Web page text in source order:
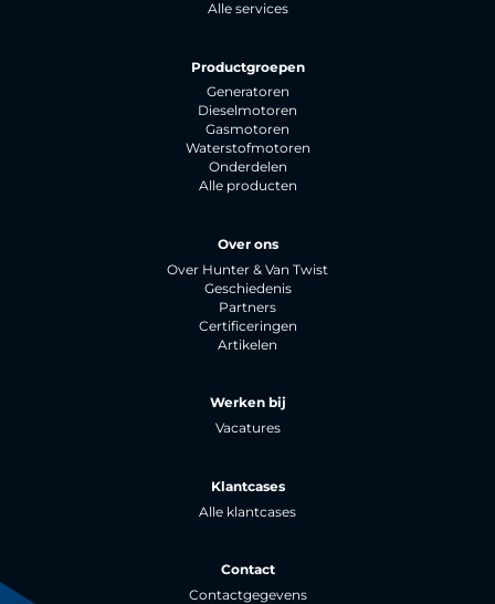
Alle services
Productgroepen
Generatoren
Dieselmotoren
Gasmotoren
Waterstofmotoren
Onderdelen
Alle producten
Over ons
Over Hunter & Van Twist
Geschiedenis
Partners
Certificeringen
Artikelen
Werken bij
Vacatures
Klantcases
Alle klantcases
Contact
Contactgegevens